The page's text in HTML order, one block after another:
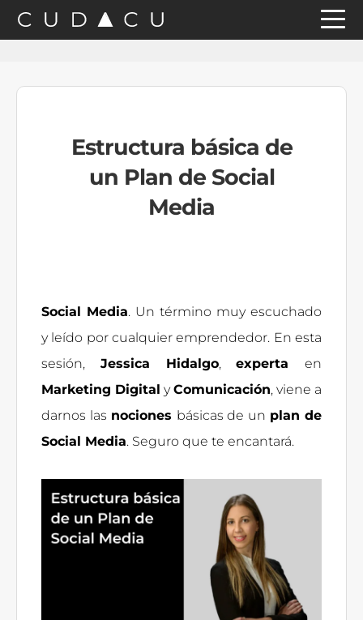
Saltar
a
Saltar
al
Saltar
a
Estructura básica de
un Plan de Social
Media
Social Media. Un término muy escuchado
y leído por cualquier emprendedor. En esta
sesión, Jessica Hidalgo,experta en
Marketing Digital yComunicación, viene a
darnos las nociones básicas de un plan de
Social Media. Seguro que te encantará.